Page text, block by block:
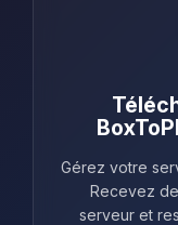
Gérez votre
Recevez
serveur et